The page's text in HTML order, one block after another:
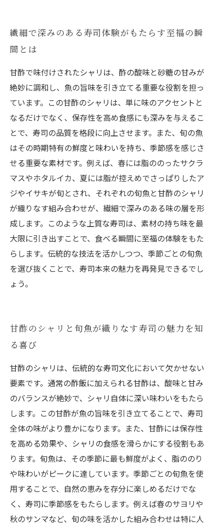
繊細で深みのある寿司体験がもたらす至福の瞬
間とは
甘酢で味付けされたシャリは、酢の酸味と砂糖の甘みが
絶妙に調和し、魚の旨味を引き立てる重要な役割を担っ
ています。この甘酢のシャリは、単に味のアクセントと
なるだけでなく、保存性を高め食感にも深みを与えるこ
とで、寿司の品質を格段に向上させます。また、旬の魚
はその時期特有の鮮度と味わいを持ち、季節感を感じさ
せる重要な素材です。例えば、春には脂ののったサクラ
マスやホタルイカ、夏には脂が控えめでさっぱりしたア
ジやイサキが旬とされ、それぞれの旬魚と甘酢のシャリ
が織りなす組み合わせが、繊細で深みのある味の層を形
成します。このような上質な寿司は、素材の持ち味を最
大限に引き出すことで、食べる瞬間に至福の体験をもた
らします。伝統的な技法を活かしつつ、季節ごとの旬魚
を選び抜くことで、寿司本来の魅力を再発見できるでし
ょう。
甘酢のシャリと旬魚が織りなす寿司の魅力を知
る喜び
甘酢のシャリは、伝統的な寿司文化において欠かせない
要素です。通常の酢飯に加えられる甘酢は、酸味と甘み
のバランスが絶妙で、シャリ自体に深い味わいをもたら
します。この甘酢が魚の旨味を引き立てることで、寿司
全体の味がより豊かになります。また、甘酢には保存性
を高める効果や、シャリの食感を滑らかにする役割もあ
ります。旬魚は、その季節に最も鮮度がよく、脂ののり
や味わいがピークに達しています。季節ごとの旬魚を使
用することで、自然の恵みを存分に楽しめるだけでな
く、寿司に季節感をもたらします。例えば春のサヨリや
秋のサンマなど、旬の味を活かした組み合わせは特に人